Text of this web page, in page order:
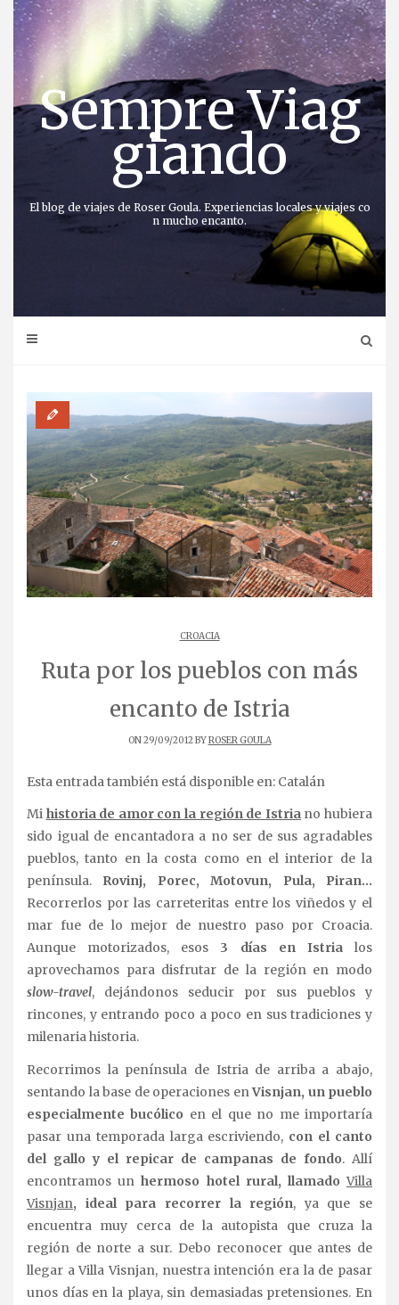
Saltar
contenido
Sempre Viag
giando
El blog de viajes de Roser Goula. Experiencias locales y viajes co
n mucho encanto.
CROACIA
Ruta por los pueblos con más
encanto de Istria
ON 29/09/2012 BYROSER GOULA
Esta entrada también está disponible en: Catalán
Mi historia de amor con la región de Istriano hubiera
sido igual de encantadora a no ser de sus agradables
pueblos, tanto en la costa como en el interior de la
península. Rovinj, Porec, Motovun, Pula, Piran…
Recorrerlos por las carreteritas entre los viñedos y el
mar fue de lo mejor de nuestro paso por Croacia.
Aunque motorizados, esos 3 días en Istrialos
aprovechamos para disfrutar de la región en modo
slow-travel, dejándonos seducir por sus pueblos y
rincones, y entrando poco a poco en sus tradiciones y
milenaria historia.
Recorrimos la península de Istria de arriba a abajo,
sentando la base de operaciones enVisnjan, un pueblo
especialmente bucólico en el que no me importaría
pasar una temporada larga escriviendo, con el canto
del gallo y el repicar de campanas de fondo. Allí
encontramos unhermoso hotel rural, llamadoVilla
Visnjan, ideal para recorrer la región, ya que se
encuentra muy cerca de la autopista que cruza la
región de norte a sur. Debo reconocer que antes de
llegar a Villa Visnjan, nuestra intención era la de pasar
unos días en la playa, sin demasiadas pretensiones. En